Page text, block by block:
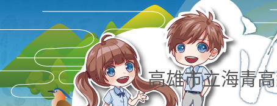
高雄市立海青